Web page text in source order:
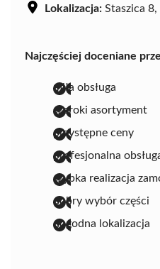
Lokalizacja: Staszica
Najczęściej doceniane
miła obsługa
szeroki asortyment
przystępne ceny
profesjonalna
szybka realizacja
dobry wybór części
dogodna lokalizacja